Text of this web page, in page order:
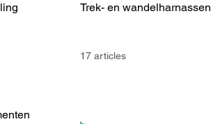
Trek- en wandelharnassen
17 articles